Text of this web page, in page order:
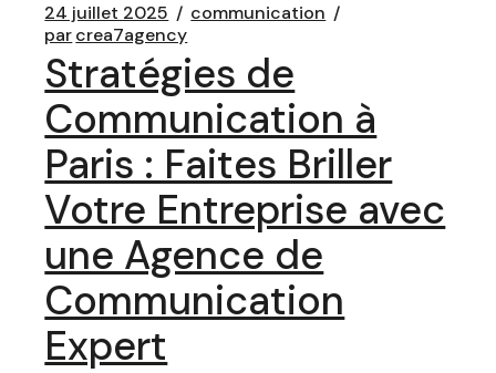
24 juillet 2025
communication
parcrea7agency
Stratégies de
Communication à
Paris : Faites Briller
Votre Entreprise avec
une Agence de
Communication
Expert